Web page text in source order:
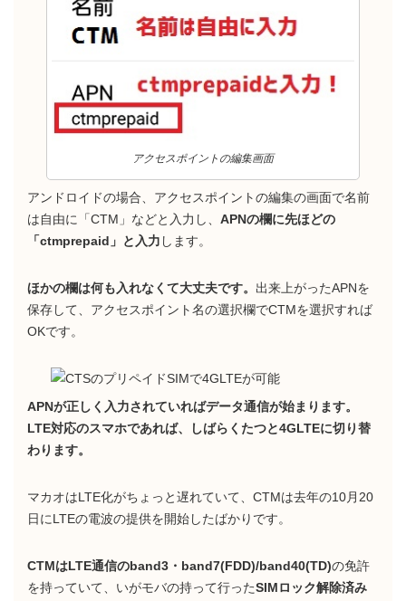
アクセスポイントの編集画面
アンドロイドの場合、アクセスポイントの編集の画面で名前
は自由に「CTM」などと入力し、 APNの欄に先ほどの
「ctmprepaid」と入力 します。
ほかの欄は何も入れなくて大丈夫です。 出来上がったAPNを
保存して、アクセスポイント名の選択欄でCTMを選択すれば
OKです。
APNが正しく入力されていればデータ通信が始まります。
LTE対応のスマホであれば、しばらくたつと4GLTEに切り替
わります。
マカオはLTE化がちょっと遅れていて、CTMは去年の10月20
日にLTEの電波の提供を開始したばかりです。
CTMはLTE通信のband3・band7(FDD)/band40(TD)の免許
を持っていて、いがモバの持って行ったSIMロック解除済み